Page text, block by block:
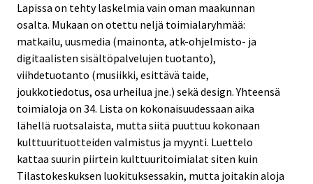
Lapissa on tehty laskelmia vain oman maakunnan
osalta. Mukaan on otettu neljä toimialaryhmää:
matkailu, uusmedia (mainonta, atk-ohjelmisto- ja
digitaalisten sisältöpalvelujen tuotanto),
viihdetuotanto (musiikki, esittävä taide,
joukkotiedotus, osa urheilua jne.) sekä design. Yhteensä
toimialoja on 34. Lista on kokonaisuudessaan aika
lähellä ruotsalaista, mutta siitä puuttuu kokonaan
kulttuurituotteiden valmistus ja myynti. Luettelo
kattaa suurin piirtein kulttuuritoimialat siten kuin
Tilastokeskuksen luokituksessakin, mutta joitakin aloja